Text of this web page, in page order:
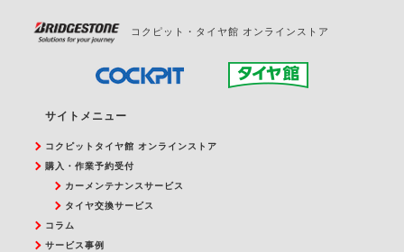
コクピット・タイヤ館 オンラインストア
サイトメニュー
コクピットタイヤ館 オンラインストア
購入・作業予約受付
カーメンテナンスサービス
タイヤ交換サービス
コラム
サービス事例